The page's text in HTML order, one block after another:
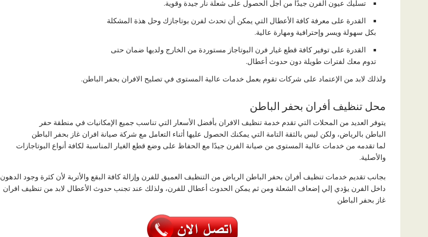
تسليك عيون الفرن جيدًا من أجل الحصول على شعلة نار جيدة وقوية.
القدرة على معرفة كافة الأعطال التي يمكن أن تحدث لفرن بوتاجازك وحل هذة المشكلة
بكل سهولة ويسر وإحترافية ومهارة عالية.
القدرة على توفير كافة قطع غيار فرن البوتاجاز مستوردة من الخارج ولديها ضمان حتى
تدوم معك لفترات طويلة دون حدوث أعطال.
ولذلك لابد من الإعتماد على شركات تقوم بعمل خدمات عالية المستوى في تصليح الافران بحفر الباطن.
محل تنظيف أفران بحفر الباطن
يتوفر العديد من المحلات التي تقدم خدمة تنظيف الافران بأفضل الأسعار التي تناسب جميع الإمكانيات في منطقة حفر
الباطن بالرياض، ولكن ليس بالثقة التامة التي يمكنك الحصول عليها أثناء التعامل مع شركة صيانة افران غاز بحفر الباطن
لما تقدمه من خدمات عالية المستوى من صيانة الفرن جيدًا مع الحفاظ على وضع قطع الغيار المناسبة لكافة أنواع البوتاجازات
والأصلية.
بجانب تقديم خدمات تنظيف أفران بحفر الباطن الرياض من التنظيف العميق للفرن وإزالة كافة البقع والأتربة لأن كثرة وجود الدهون
داخل الفرن يؤدي إلي إضعاف الشعلة ومن ثم يمكن الحدوث أعطال للفرن، ولذلك عند تجنب حدوث الأعطال لابد من تنظيف افران
غاز بحفر الباطن